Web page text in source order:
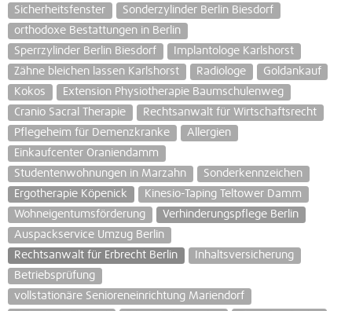
Sicherheitsfenster
Sonderzylinder Berlin Biesdorf
orthodoxe Bestattungen in Berlin
Sperrzylinder Berlin Biesdorf
Implantologe Karlshorst
Zähne bleichen lassen Karlshorst
Radiologe
Goldankauf
Kokos
Extension Physiotherapie Baumschulenweg
Cranio Sacral Therapie
Rechtsanwalt für Wirtschaftsrecht
Pflegeheim für Demenzkranke
Allergien
Einkaufcenter Oraniendamm
Studentenwohnungen in Marzahn
Sonderkennzeichen
Ergotherapie Köpenick
Kinesio-Taping Teltower Damm
Wohneigentumsförderung
Verhinderungspflege Berlin
Auspackservice Umzug Berlin
Rechtsanwalt für Erbrecht Berlin
Inhaltsversicherung
Betriebsprüfung
vollstationäre Senioreneinrichtung Mariendorf